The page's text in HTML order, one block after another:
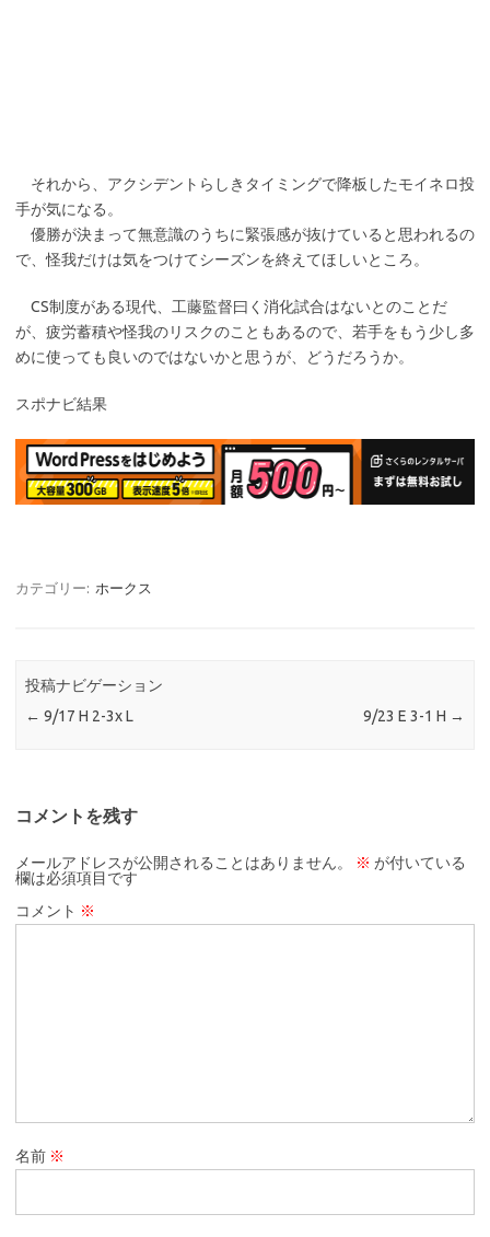
それから、アクシデントらしきタイミングで降板したモイネロ投
手が気になる。
優勝が決まって無意識のうちに緊張感が抜けていると思われるの
で、怪我だけは気をつけてシーズンを終えてほしいところ。
CS制度がある現代、工藤監督曰く消化試合はないとのことだ
が、疲労蓄積や怪我のリスクのこともあるので、若手をもう少し多
めに使っても良いのではないかと思うが、どうだろうか。
スポナビ結果
カテゴリー: ホークス
投稿ナビゲーション
← 9/17 H 2-3x L 9/23 E 3-1 H →
コメントを残す
メールアドレスが公開されることはありません。 ※ が付いている
欄は必須項目です
コメント ※
名前 ※